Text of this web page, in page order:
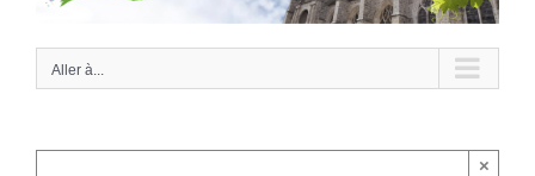
Aller à...
×